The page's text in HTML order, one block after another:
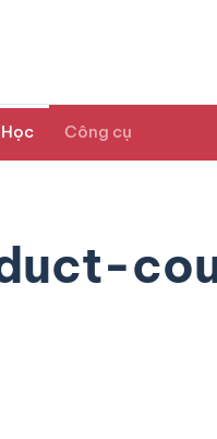
Công cụ